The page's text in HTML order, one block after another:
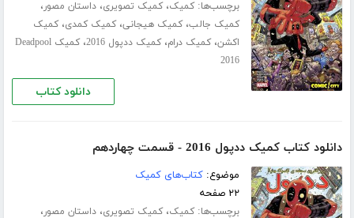
برچسب‌ها:کمیک،کمیک تصویری،داستان مصور،
کمیک جالب،کمیک هیجانی،کمیک کمدی،کمیک
اکشن،کمیک درام،کمیک ددپول 2016 ،
کمیک Deadpool
2016
دانلود کتاب
دانلود کتاب کمیک ددپول 2016 - قسمت چهاردهم
موضوع:کتاب‌های کمیک
۲۲ صفحه
برچسب‌ها:کمیک،کمیک تصویری،داستان مصور،